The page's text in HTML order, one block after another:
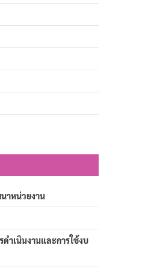
าหน่วยงาน
ำเนินงานและการใช้งบ